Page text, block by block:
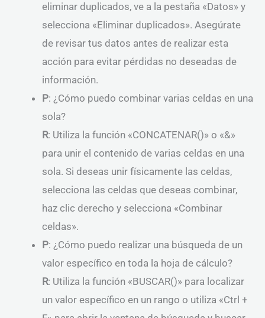
eliminar duplicados, ve a la pestaña «Datos» y
selecciona «Eliminar duplicados». Asegúrate
de revisar tus datos antes de realizar esta
acción para evitar pérdidas no deseadas de
información.
P: ¿Cómo puedo combinar varias celdas en una
sola?
R: Utiliza la función «CONCATENAR()» o «&»
para unir el contenido de varias celdas en una
sola. Si deseas unir físicamente las celdas,
selecciona las celdas que deseas combinar,
haz clic derecho y selecciona «Combinar
celdas».
P: ¿Cómo puedo realizar una búsqueda de un
valor específico en toda la hoja de cálculo?
R: Utiliza la función «BUSCAR()» para localizar
un valor específico en un rango o utiliza «Ctrl +